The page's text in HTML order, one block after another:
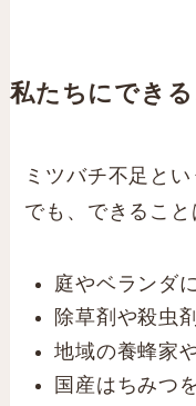
私たちにできる
ミツバチ不足と
でも、できること
庭やベランダ
除草剤や殺虫
地域の養蜂家
国産はちみつ